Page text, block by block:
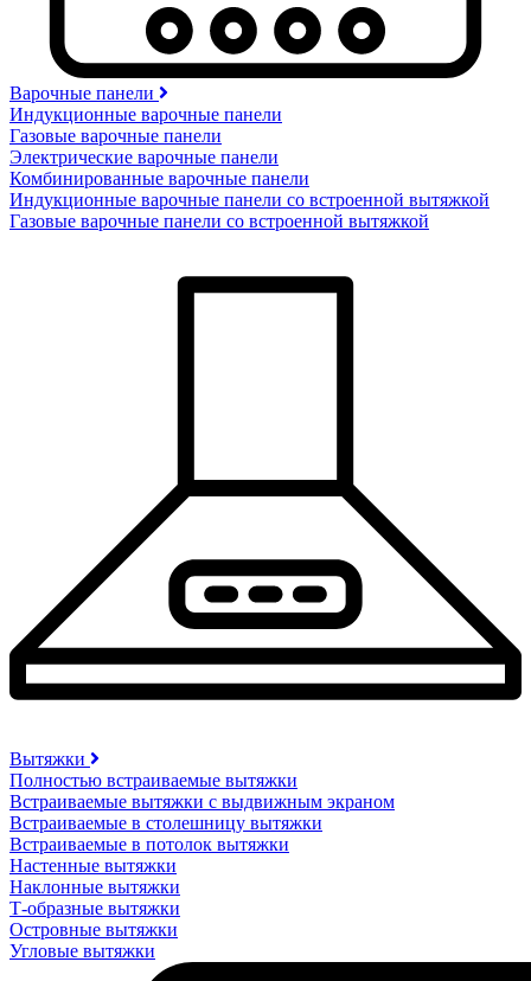
Варочные панели
Индукционные варочные панели
Газовые варочные панели
Электрические варочные панели
Комбинированные варочные панели
Индукционные варочные панели со встроенной вытяжкой
Газовые варочные панели со встроенной вытяжкой
Вытяжки
Полностью встраиваемые вытяжки
Встраиваемые вытяжки с выдвижным экраном
Встраиваемые в столешницу вытяжки
Встраиваемые в потолок вытяжки
Настенные вытяжки
Наклонные вытяжки
Т-образные вытяжки
Островные вытяжки
Угловые вытяжки